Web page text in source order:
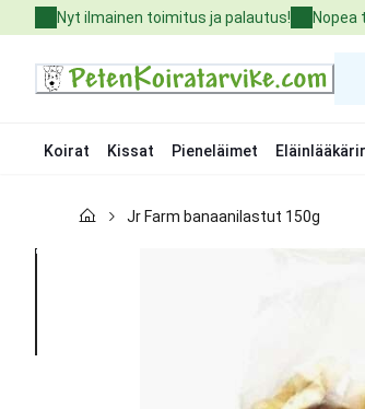
to
Nyt ilmainen toimitus ja palautus! Nopea
Koirat Kissat Pieneläimet
Kissat
Jr Farm banaanilastut 150g